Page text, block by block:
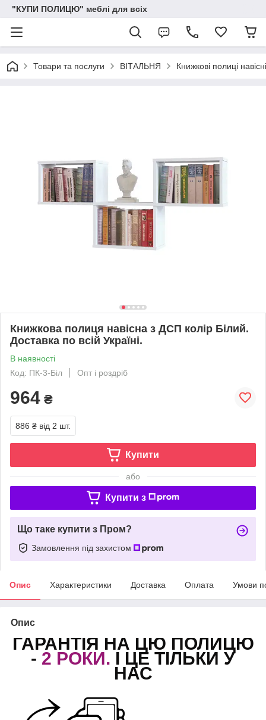
"КУПИ ПОЛИЦЮ" меблі для всіх
Товари та послуги ВІТАЛЬНЯ Книжкові полиці навісні
Книжкова полиця навісна з ДСП колір Білий.
Доставка по всій Україні.
В наявності
Код: ПК-3-Біл
Опт і роздріб
964 ₴
886 ₴ від 2 шт.
Купити
або
Купити з
Що таке купити з Пром?
Замовлення під захистом
Опис Характеристики Доставка Оплата Умови
Опис
ГАРАНТІЯ НА ЦЮ ПОЛИЦЮ
- 2 РОКИ. І ЦЕ ТІЛЬКИ У
НАС